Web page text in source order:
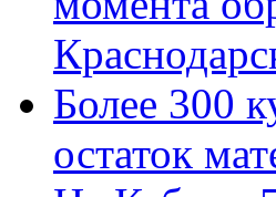
Более 300
остаток